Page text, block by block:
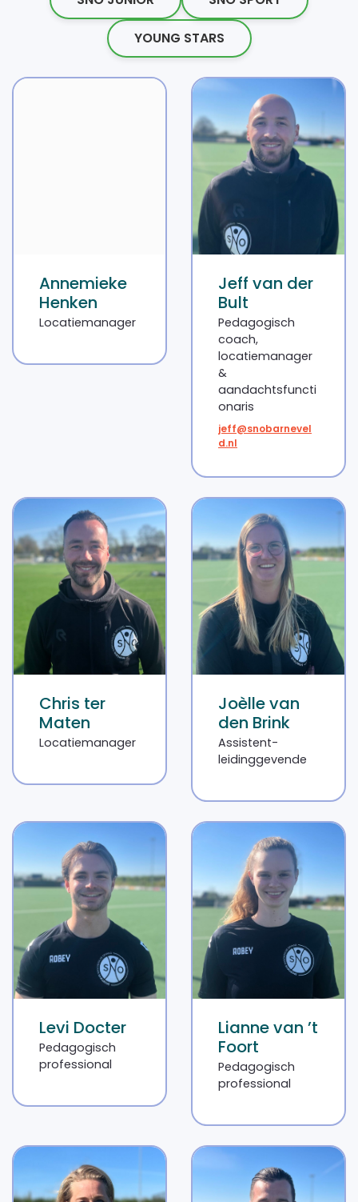
YOUNG STARS
Annemieke
Henken
Locatiemanager
Jeff van der
Bult
Pedagogisch
coach,
locatiemanager
&
aandachtsfuncti
onaris
jeff@snobarnevel
d.nl
Chris ter
Maten
Locatiemanager
Joèlle van
den Brink
Assistent-
leidinggevende
Levi Docter
Pedagogisch
professional
Lianne van ’t
Foort
Pedagogisch
professional